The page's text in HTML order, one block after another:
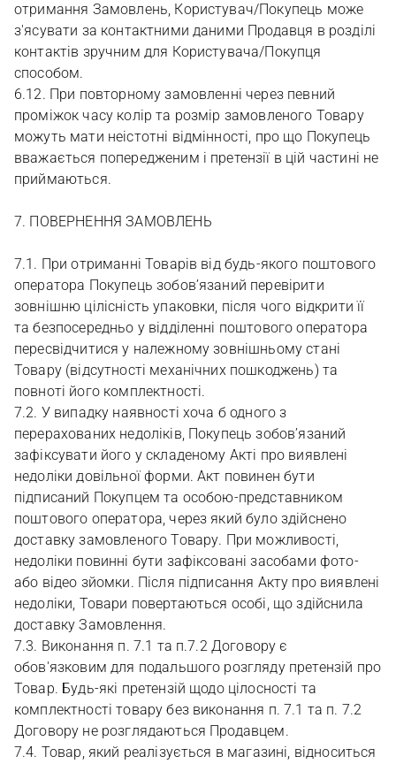
отримання Замовлень, Користувач/Покупець може
з'ясувати за контактними даними Продавця в розділі
контактів зручним для Користувача/Покупця
способом.
6.12. При повторному замовленні через певний
проміжок часу колір та розмір замовленого Товару
можуть мати неістотні відмінності, про що Покупець
вважається попередженим і претензії в цій частині не
приймаються.
7. ПОВЕРНЕННЯ ЗАМОВЛЕНЬ
7.1. При отриманні Товарів від будь-якого поштового
оператора Покупець зобов’язаний перевірити
зовнішню цілісність упаковки, після чого відкрити її
та безпосередньо у відділенні поштового оператора
пересвідчитися у належному зовнішньому стані
Товару (відсутності механічних пошкоджень) та
повноті його комплектності.
7.2. У випадку наявності хоча б одного з
перерахованих недоліків, Покупець зобов’язаний
зафіксувати його у складеному Акті про виявлені
недоліки довільної форми. Акт повинен бути
підписаний Покупцем та особою-представником
поштового оператора, через який було здійснено
доставку замовленого Товару. При можливості,
недоліки повинні бути зафіксовані засобами фото-
або відео зйомки. Після підписання Акту про виявлені
недоліки, Товари повертаються особі, що здійснила
доставку Замовлення.
7.3. Виконання п. 7.1 та п.7.2 Договору є
обов'язковим для подальшого розгляду претензій про
Товар. Будь-які претензій щодо цілосності та
комплектності товару без виконання п. 7.1 та п. 7.2
Договору не розглядаються Продавцем.
7.4. Товар, який реалізується в магазині, відноситься